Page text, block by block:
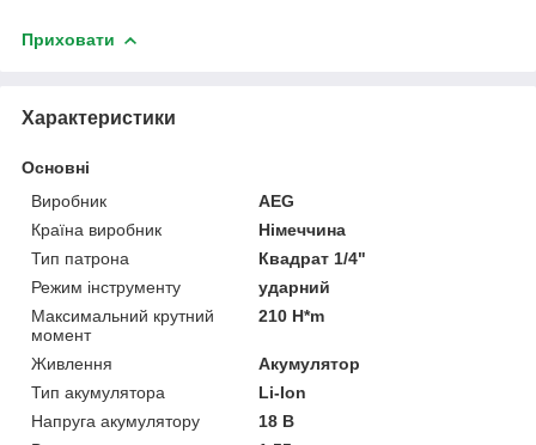
Приховати
Характеристики
Основні
Виробник
AEG
Країна виробник
Німеччина
Тип патрона
Квадрат 1/4"
Режим інструменту
ударний
Максимальний крутний
момент
210 H*m
Живлення
Акумулятор
Тип акумулятора
Li-Ion
Напруга акумулятору
18 В